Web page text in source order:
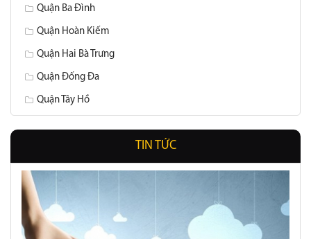
Quận Ba Đình
Quận Hoàn Kiếm
Quận Hai Bà Trưng
Quận Đống Đa
Quận Tây Hồ
TIN TỨC